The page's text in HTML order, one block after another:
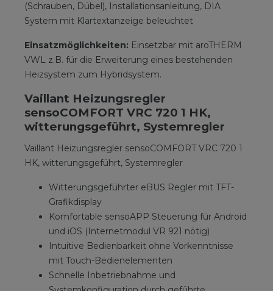
(Schrauben, Dübel), Installationsanleitung, DIA
System mit Klartextanzeige beleuchtet
Einsatzmöglichkeiten: Einsetzbar mit aroTHERM
VWL z.B. für die Erweiterung eines bestehenden
Heizsystem zum Hybridsystem.
Vaillant Heizungsregler
sensoCOMFORT VRC 720 1 HK,
witterungsgeführt, Systemregler
Vaillant Heizungsregler sensoCOMFORT VRC 720 1
HK, witterungsgeführt, Systemregler
Witterungsgeführter eBUS Regler mit TFT-
Grafikdisplay
Komfortable sensoAPP Steuerung für Android
und iOS (Internetmodul VR 921 nötig)
Intuitive Bedienbarkeit ohne Vorkenntnisse
mit Touch-Bedienelementen
Schnelle Inbetriebnahme und